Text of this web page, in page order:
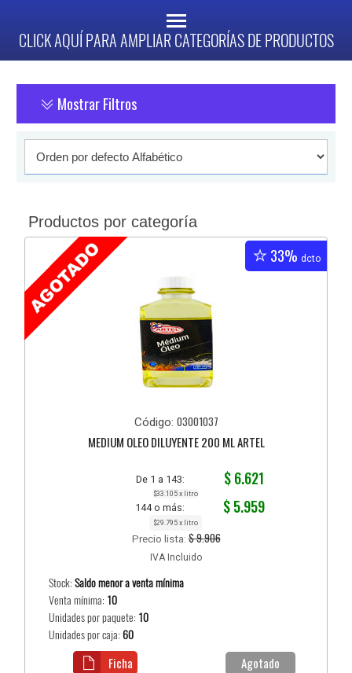
CLICK AQUÍ PARA AMPLIAR CATEGORÍAS DE PRODUCTOS
Mostrar Filtros
Productos por categoría
33% dcto
Código: 03001037
MEDIUM OLEO DILUYENTE 200 ML ARTEL
De 1 a 143: $ 6.621
$33.105 x litro
144 o más: $ 5.959
$29.795 x litro
Precio lista:$ 9.906
IVA Incluido
Stock:Saldo menor a venta mínima
Venta mínima: 10
Unidades por paquete: 10
Unidades por caja: 60
Agotado
Ficha